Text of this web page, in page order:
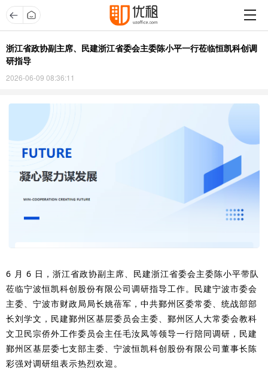
浙江省政协副主席、民建浙江省委会主委陈小平一行莅临恒凯科创调
研指导
2026-06-09 08:36:11
6 月 6 日，浙江省政协副主席、民建浙江省委会主委陈小平带队
莅临宁波恒凯科创股份有限公司调研指导工作。 民建宁波市委会
主委、宁波市财政局局长姚蓓军，中共鄞州区委常委、统战部部
长刘学文，民建鄞州区基层委员会主委、鄞州区人大常委会教科
文卫民宗侨外工作委员会主任毛汝凤等领导一行陪同调研，民建
鄞州区基层委七支部主委、宁波恒凯科创股份有限公司董事长陈
彩强对调研组表示热烈欢迎。